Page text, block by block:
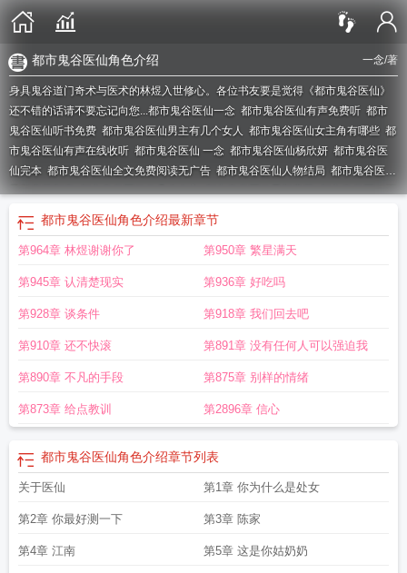
一念/著
都市鬼谷医仙角色介绍
身具鬼谷道门奇术与医术的林煜入世修心。各位书友要是觉得《都市鬼谷医仙》
还不错的话请不要忘记向您...都市鬼谷医仙一念 都市鬼谷医仙有声免费听 都市
鬼谷医仙听书免费 都市鬼谷医仙男主有几个女人 都市鬼谷医仙女主角有哪些 都
市鬼谷医仙有声在线收听 都市鬼谷医仙 一念 都市鬼谷医仙杨欣妍 都市鬼谷医
仙完本 都市鬼谷医仙全文免费阅读无广告 都市鬼谷医仙人物结局 都市鬼谷医仙
最新章节列表都市鬼谷医仙有几个女主都市鬼谷医仙最新章节都市鬼谷医仙百
都市鬼谷医仙txt校对版 都市鬼谷医仙林煜最新免费阅读
局 都市鬼谷医仙第2863章
鬼谷医仙麒麟听书网都市鬼谷医仙顶点都市鬼谷医仙全文免费读无弹窗驳房
市鬼谷医仙林煜免费阅读
都市鬼谷医仙女主角是谁 都市鬼谷医仙角色介绍
鬼谷医仙 有声免费听
都市鬼谷医仙林煜和玄心都市鬼谷医仙林煜免费阅读全文
都市鬼谷医仙角色介绍最新章节
第964章 林煜谢谢你了 第950章 繁星满天
第945章 认清楚现实 第936章 好吃吗
第928章 谈条件 第918章 我们回去吧
第910章 还不快滚 第891章 没有任何人可以强迫我
第890章 不凡的手段 第875章 别样的情绪
第873章 给点教训 第2896章 信心
都市鬼谷医仙角色介绍章节列表
关于医仙 第1章 你为什么是处女
第2章 你最好测一下 第3章 陈家
第4章 江南 第5章 这是你姑奶奶